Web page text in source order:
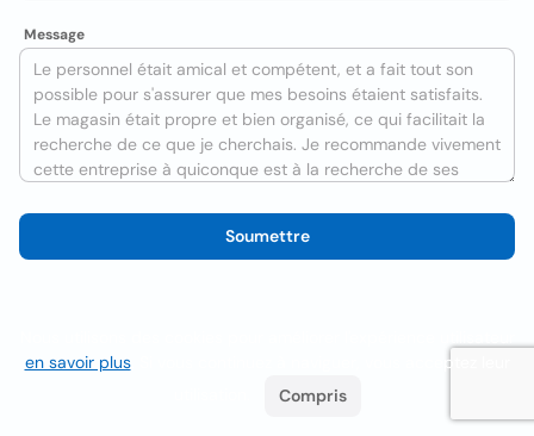
Message
Soumettre
en savoir plus. Si vous continuez à naviguer, vous acceptez leur
Compris